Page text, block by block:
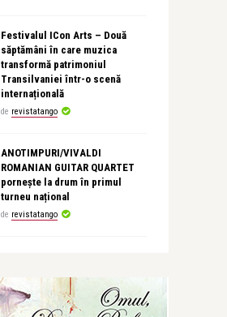
Festivalul ICon Arts – Două
săptămâni în care muzica
transformă patrimoniul
Transilvaniei într-o scenă
internațională
de revistatango
ANOTIMPURI/VIVALDI
ROMANIAN GUITAR QUARTET
pornește la drum în primul
turneu național
de revistatango